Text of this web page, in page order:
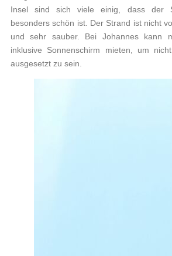
Insel sind sich viele einig, dass der
besonders schön ist. Der Strand ist nicht
und sehr sauber. Bei Johannes kann
inklusive Sonnenschirm mieten, um
ausgesetzt zu sein.